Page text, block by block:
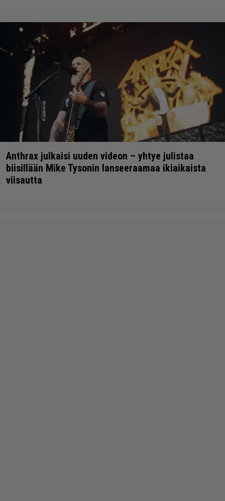
Anthrax julkaisi uuden videon – yhtye julistaa
biisillään Mike Tysonin lanseeraamaa ikiaikaista
viisautta